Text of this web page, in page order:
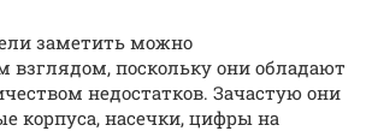
заметить можно
взглядом, поскольку они обладают
недостатков. Зачастую они
корпуса, насечки, цифры на